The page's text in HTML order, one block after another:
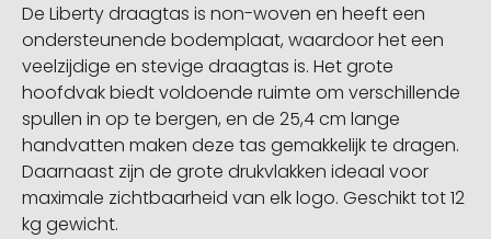
De Liberty draagtas is non-woven en heeft een
ondersteunende bodemplaat, waardoor het een
veelzijdige en stevige draagtas is. Het grote
hoofdvak biedt voldoende ruimte om verschillende
spullen in op te bergen, en de 25,4 cm lange
handvatten maken deze tas gemakkelijk te dragen.
Daarnaast zijn de grote drukvlakken ideaal voor
maximale zichtbaarheid van elk logo. Geschikt tot 12
kg gewicht.